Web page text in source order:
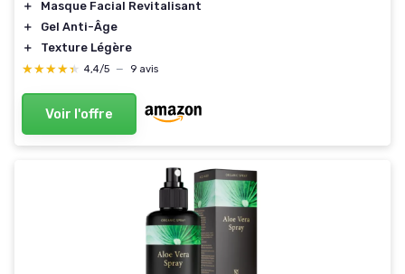
＋
Masque Facial Revitalisant
＋
Gel Anti-Âge
＋
Texture Légère
★★★★★
★★★★★ 4,4/5 — 9 avis
Voir l'offre